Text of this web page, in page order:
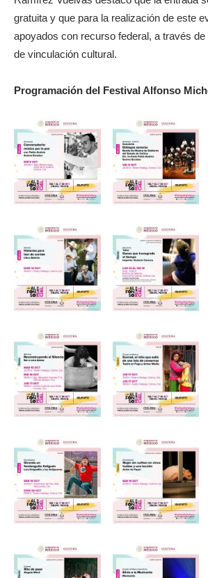
gratuita y que para la realización de este
apoyados con recurso federal, a través
de vinculación cultural.
Programación del Festival Alfonso